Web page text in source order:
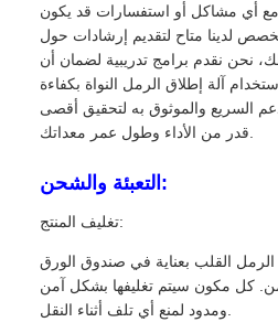
مع أي مشاكل أو استفسارات قد يكون
لدينا متاح لتقديم إرشادات حول
نحن نقدم برامج تدريبية لضمان أن
آلة إطلاق الرمل النواة بكفاءة
السريع والموثوق به لتحقيق أقصى
التعبئة والشحن:
تغليف المنتج:
الرمل القلب بعناية في صندوق الورق
كل مكون سيتم تغليفها بشكل آمن